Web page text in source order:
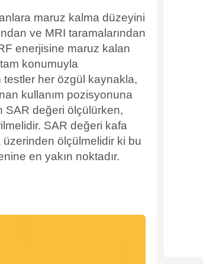
maruz kalma düzeyini
ve MRI taramalarından
enerjisine maruz kalan
konumuyla
testler her özgül kaynakla,
kullanım pozisyonuna
SAR değeri ölçülürken,
SAR değeri kafa
ölçülmelidir ki bu
en yakın noktadır.